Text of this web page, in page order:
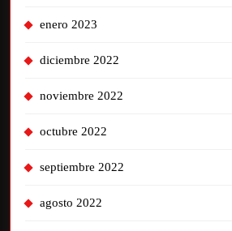
enero 2023
diciembre 2022
noviembre 2022
octubre 2022
septiembre 2022
agosto 2022